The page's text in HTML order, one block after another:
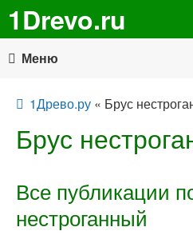
1Drevo.ru
Меню
1Древо.ру « Брус
Брус
Все публикации
нестроганный